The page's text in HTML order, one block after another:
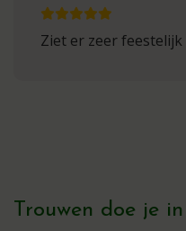
Ziet er zeer
Trouwen doe je